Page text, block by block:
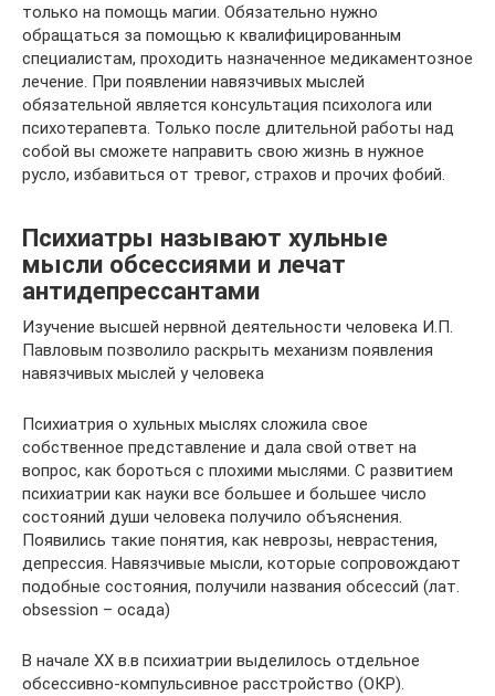
только на помощь магии. Обязательно нужно
обращаться за помощью к квалифицированным
специалистам, проходить назначенное медикаментозное
лечение. При появлении навязчивых мыслей
обязательной является консультация психолога или
психотерапевта. Только после длительной работы над
собой вы сможете направить свою жизнь в нужное
русло, избавиться от тревог, страхов и прочих фобий.
Психиатры называют хульные
мысли обсессиями и лечат
антидепрессантами
Изучение высшей нервной деятельности человека И.П.
Павловым позволило раскрыть механизм появления
навязчивых мыслей у человека
Психиатрия о хульных мыслях сложила свое
собственное представление и дала свой ответ на
вопрос, как бороться с плохими мыслями. С развитием
психиатрии как науки все большее и большее число
состояний души человека получило объяснения.
Появились такие понятия, как неврозы, неврастения,
депрессия. Навязчивые мысли, которые сопровождают
подобные состояния, получили названия обсессий (лат.
obsession – осада)
В начале XX в.в психиатрии выделилось отдельное
обсессивно-компульсивное расстройство (ОКР).